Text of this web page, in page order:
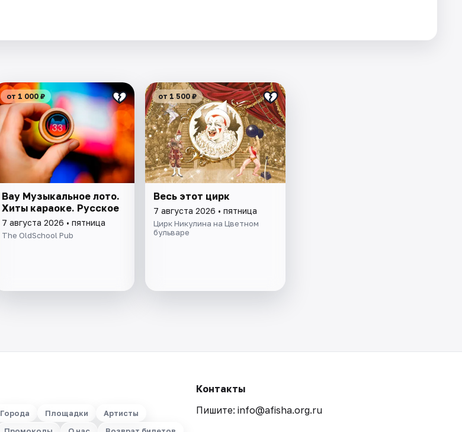
от 1 000 ₽
Вау Музыкальное лото.
Хиты караоке. Русское
7 августа 2026 • пятница
The OldSchool Pub
от 1 500 ₽
Весь этот цирк
7 августа 2026 • пятница
Цирк Никулина на Цветном
бульваре
Города Площадки
Артисты
Контакты
Пишите: info@afisha.org.ru